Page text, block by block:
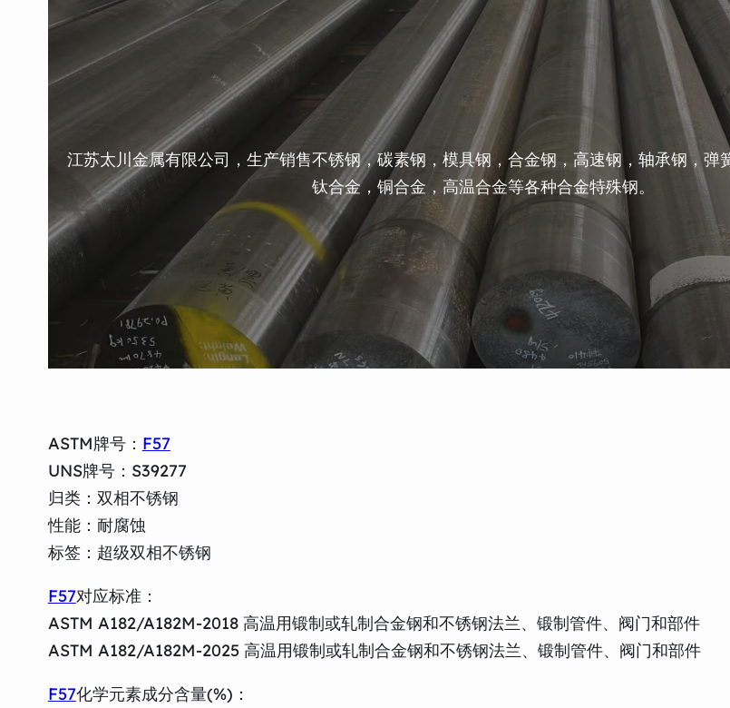
江苏太川金属有限公司，生产销售不锈钢，碳素钢，模具钢，合金钢，高速钢，轴承钢，弹
钛合金，铜合金，高温合金等各种合金特殊钢。
ASTM牌号： F57
UNS牌号：S39277
归类：双相不锈钢
性能：耐腐蚀
标签：超级双相不锈钢
F57对应标准：
ASTM A182/A182M-2018 高温用锻制或轧制合金钢和不锈钢法兰、锻制管件、阀门和部件
ASTM A182/A182M-2025 高温用锻制或轧制合金钢和不锈钢法兰、锻制管件、阀门和部件
F57化学元素成分含量(%)：